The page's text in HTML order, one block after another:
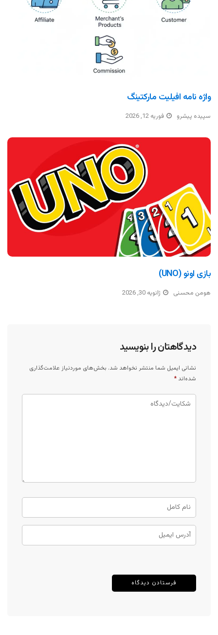
واژه نامه افیلیت مارکتینگ
سپیده پیشرو فوریه 12, 2026
بازی اونو (UNO)
هومن محسنی ژانویه 30, 2026
دیدگاهتان را بنویسید
نشانی ایمیل شما منتشر نخواهد شد. بخش‌های موردنیاز علامت‌گذاری
شده‌اند *